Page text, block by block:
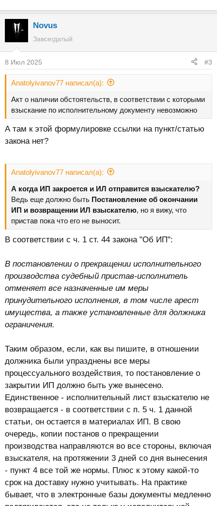
Novus
Завсегдатый
8 Июл 2025 #3
Anatolyivanov77 написал(а):
Акт о наличии обстоятельств, в соответствии с которыми
взыскание по исполнительному документу невозможно
А там к этой формулировке ссылки на пункт/статью
закона нет?
Anatolyivanov77 написал(а):
А когда ИП закроется и ИЛ отправится взыскателю?
Ведь еще должно быть Постановление об окончании
ИП и возвращении ИЛ взыскателю, но я вижу, что
пристав пока что его не выносит.
В соответствии с ч. 1 ст. 44 закона "Об ИП":
В постановлении о прекращении исполнительного
производства судебный пристав-исполнитель
отменяет все назначенные им меры
принудительного исполнения, в том числе арест
имущества, а также установленные для должника
ограничения.
Таким образом, если, как вы пишите, в отношении
должника были упразднены все меры
процессуального воздействия, то постановление о
закрытии ИП должно быть уже вынесено.
Единственное - исполнительный лист взыскателю не
возвращается - в соответствии с п. 5 ч. 1 данной
статьи, он остается в материалах ИП. В свою
очередь, копии постанов о прекращении
производства направляются во все стороны, включая
взыскателя, на протяжении 3 дней со дня вынесения
- пункт 4 все той же нормы. Плюс к этому какой-то
срок на доставку нужно учитывать. На практике
бывает, что в электронные базы документы медленно